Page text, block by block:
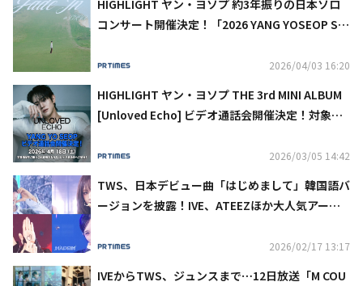
HIGHLIGHT ヤン・ヨソプ 約3年振りの日本ソロ
コンサート開催決定！「2026 YANG YOSEOP SO
2026/04/03 16:20
HIGHLIGHT ヤン・ヨソプ THE 3rd MINI ALBUM
[Unloved Echo] ビデオ通話会開催決定！対象商
2026/03/05 14:42
TWS、日本デビュー曲「はじめまして」韓国語バ
ージョンを披露！IVE、ATEEZほか大人気アーテ
ic K」にて日本最速・独占配信中
2026/02/17 13:17
IVEからTWS、ジュンスまで⋯12日放送「M COU